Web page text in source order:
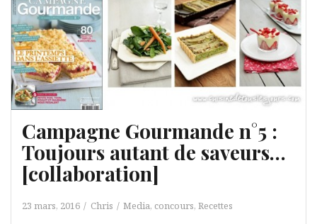
Campagne Gourmande n°5 :
Toujours autant de saveurs…
[collaboration]
23 mars, 2016 Chris Media, concours, Recettes